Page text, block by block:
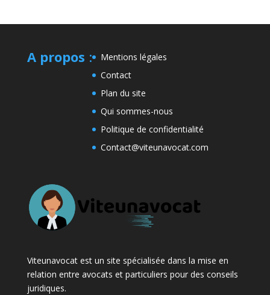
A propos :
Mentions légales
Contact
Plan du site
Qui sommes-nous
Politique de confidentialité
Contact@viteunavocat.com
Viteunavocat est un site spécialisée dans la mise en
relation entre avocats et particuliers pour des conseils
juridiques.